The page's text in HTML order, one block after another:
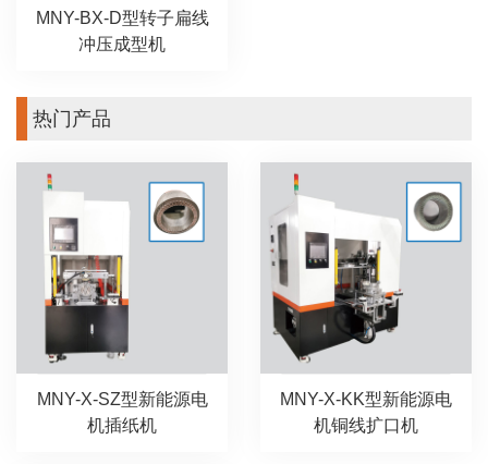
MNY-BX-D型转子扁线
冲压成型机
热门产品
MNY-X-SZ型新能源电
机插纸机
MNY-X-KK型新能源电
机铜线扩口机